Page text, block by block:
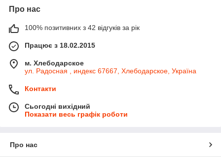
Про нас
100% позитивних з 42 відгуків за рік
Працює з 18.02.2015
м. Хлебодарское
ул. Радосная , индекс 67667, Хлебодарское, Україна
Контакти
Сьогодні вихідний
Показати весь графік роботи
Про нас